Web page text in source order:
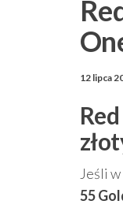
12 lipca
Jeśli
55